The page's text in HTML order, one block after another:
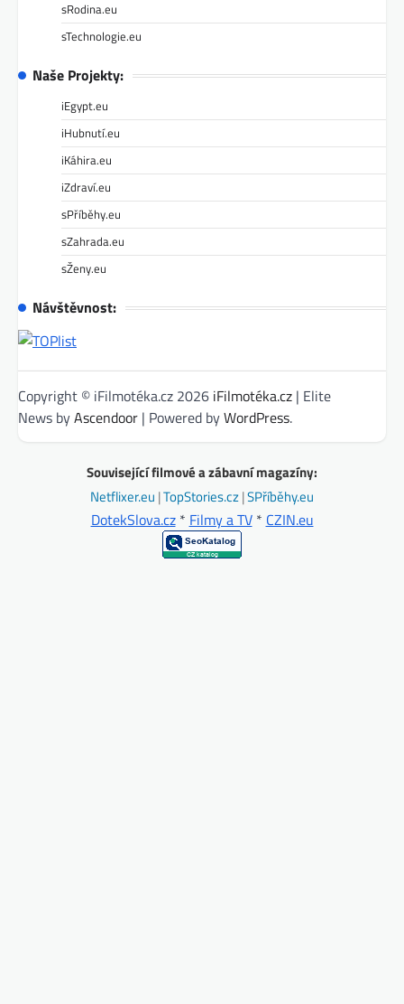
sRodina.eu
sTechnologie.eu
Naše Projekty:
iEgypt.eu
iHubnutí.eu
iKáhira.eu
iZdraví.eu
sPříběhy.eu
sZahrada.eu
sŽeny.eu
Návštěvnost:
Copyright © iFilmotéka.cz 2026 iFilmotéka.cz | Elite
News byAscendoor | Powered byWordPress.
Související filmové a zábavní magazíny:
Netflixer.eu |TopStories.cz|SPříběhy.eu
DotekSlova.cz* Filmy a TV* CZIN.eu